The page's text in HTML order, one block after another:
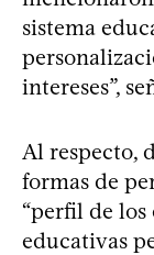
sistema
intereses”,
Al respecto,
formas de
“perfil de los
educativas